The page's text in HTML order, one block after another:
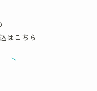
はこちら